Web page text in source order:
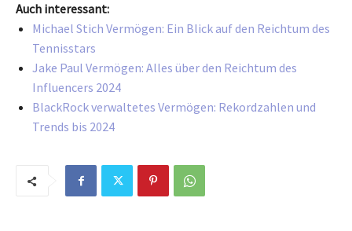
Auch interessant:
Michael Stich Vermögen: Ein Blick auf den Reichtum des
Tennisstars
Jake Paul Vermögen: Alles über den Reichtum des
Influencers 2024
BlackRock verwaltetes Vermögen: Rekordzahlen und
Trends bis 2024